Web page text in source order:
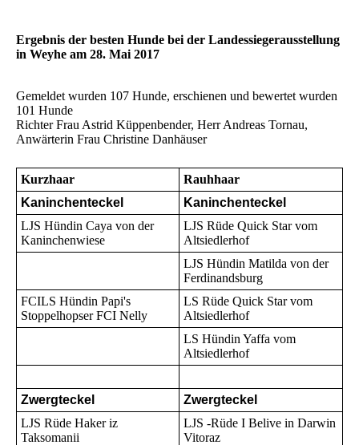
Ergebnis der besten Hunde bei der Landessiegerausstellung
in Weyhe am 28. Mai 2017
Gemeldet wurden 107 Hunde, erschienen und bewertet wurden
101 Hunde
Richter Frau Astrid Küppenbender, Herr Andreas Tornau,
Anwärterin Frau Christine Danhäuser
Kurzhaar
Rauhhaar
Kaninchenteckel
Kaninchenteckel
LJS Hündin Caya von der
Kaninchenwiese
LJS Rüde Quick Star vom
Altsiedlerhof
LJS Hündin Matilda von der
Ferdinandsburg
FCILS Hündin Papi's
Stoppelhopser FCI Nelly
LS Rüde Quick Star vom
Altsiedlerhof
LS Hündin Yaffa vom
Altsiedlerhof
Zwergteckel
Zwergteckel
LJS Rüde Haker iz
Taksomanii
LJS -Rüde I Belive in Darwin
Vitoraz